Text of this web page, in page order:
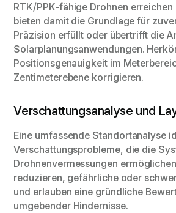
RTK/PPK-fähige Drohnen
bieten damit die Grundlage für
Präzision erfüllt oder übertrifft die
Solarplanungsanwendungen.
Positionsgenauigkeit im
Zentimeterebene korrigieren.
Verschattungsanalyse und
Eine umfassende Standortanalyse
Verschattungsprobleme, die die
Drohnenvermessungen
reduzieren, gefährliche oder
und erlauben eine gründliche
umgebender Hindernisse.